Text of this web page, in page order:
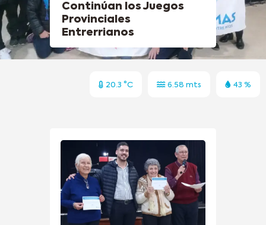
Continúan los Juegos
Provinciales
Entrerrianos
20.3 °C 6.58 mts 43 %